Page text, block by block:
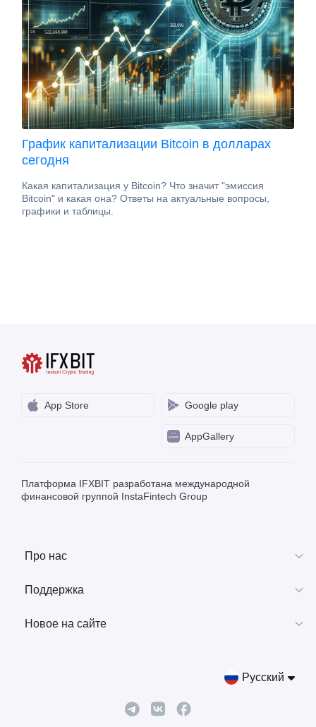
График капитализации Bitcoin в долларах
сегодня
Какая капитализация у Bitcoin? Что значит "эмиссия
Bitcoin" и какая она? Ответы на актуальные вопросы,
графики и таблицы.
App Store Google play
AppGallery
Платформа IFXBIT разработана международной
финансовой группой InstaFintech Group
Про нас
Поддержка
Новое на сайте
Русский